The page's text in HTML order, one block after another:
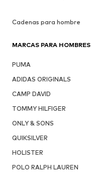
Cadenas para hombre
MARCAS PARA HOMBRES
PUMA
ADIDAS ORIGINALS
CAMP DAVID
TOMMY HILFIGER
ONLY & SONS
QUIKSILVER
HOLISTER
POLO RALPH LAUREN